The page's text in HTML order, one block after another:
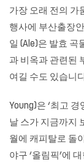
가장 오래 전의 가
행사에 부산출장
일 (Ale)은 발효 곡
과 비옥과 관련된
여길 수도 있습니
Young)은 ‘최고
날 스가 지금까지
월에 캐피탈로 돌
야구 ‘올림픽’에